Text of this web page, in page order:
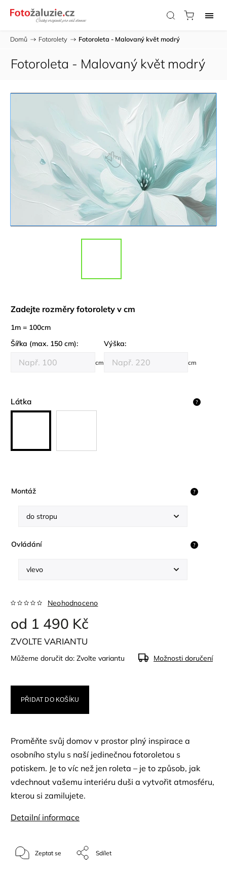
Domů / Fotorolety / Fotoroleta - Malovaný květ modrý
Fotoroleta - Malovaný květ modrý
Zadejte rozměry fotorolety v cm
1m = 100cm
Šířka (max. 150 cm):
cm
Výška:
cm
Látka ?
Montáž ?
Ovládání ?
Neohodnoceno
od 1 490 Kč
ZVOLTE VARIANTU
Můžeme doručit do: Zvolte variantu Možnosti doručení
PŘIDAT DO KOŠÍKU
Proměňte svůj domov v prostor plný inspirace a
osobního stylu s naší jedinečnou fotoroletou s
potiskem. Je to víc než jen roleta – je to způsob, jak
vdechnout vašemu interiéru duši a vytvořit atmosféru,
kterou si zamilujete.
Detailní informace
Zeptat se Sdílet